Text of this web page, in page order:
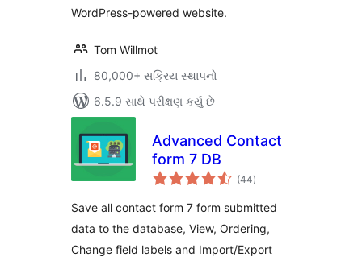
WordPress-powered website.
Tom Willmot
80,000+ સક્રિય સ્થાપનો
6.5.9 સાથે પરીક્ષણ કર્યું છે
Advanced Contact
form 7 DB
(44કુલ
રેટિંગ્સ
)
Save all contact form 7 form submitted
data to the database, View, Ordering,
Change field labels and Import/Export